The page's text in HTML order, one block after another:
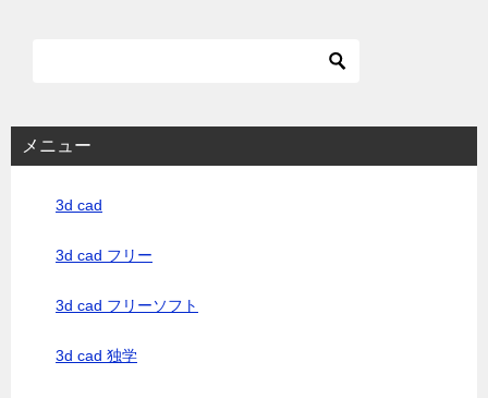
メニュー
3d cad
3d cad フリー
3d cad フリーソフト
3d cad 独学